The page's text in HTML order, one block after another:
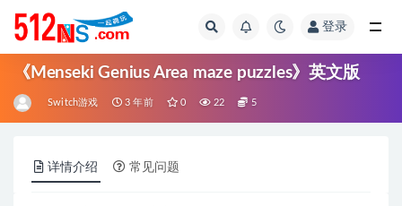
登录
《Menseki Genius Area maze puzzles》英文版
Switch游戏 3 年前 0 22 5
详情介绍 常见问题